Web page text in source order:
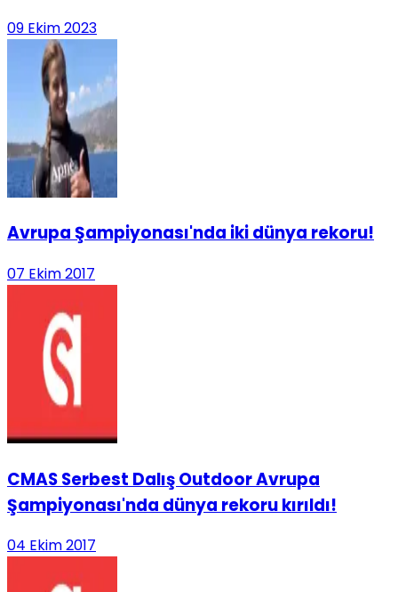
09 Ekim 2023
Avrupa Şampiyonası'nda iki dünya rekoru!
07 Ekim 2017
CMAS Serbest Dalış Outdoor Avrupa
Şampiyonası'nda dünya rekoru kırıldı!
04 Ekim 2017